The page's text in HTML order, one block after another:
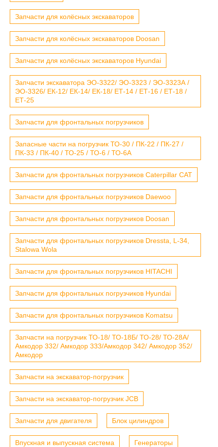
Запчасти для колёсных экскаваторов
Запчасти для колёсных экскаваторов Doosan
Запчасти для колёсных экскаваторов Hyundai
Запчасти экскаватора ЭО-3322/ ЭО-3323 / ЭО-3323А /
ЭО-3326/ ЕК-12/ ЕК-14/ ЕК-18/ ЕТ-14 / ЕТ-16 / ЕТ-18 /
ЕТ-25
Запчасти для фронтальных погрузчиков
Запасные части на погрузчик ТО-30 / ПК-22 / ПК-27 /
ПК-33 / ПК-40 / ТО-25 / ТО-6 / ТО-6А
Запчасти для фронтальных погрузчиков Caterpillar CAT
Запчасти для фронтальных погрузчиков Daewoo
Запчасти для фронтальных погрузчиков Doosan
Запчасти для фронтальных погрузчиков Dressta, L-34,
Stalowa Wola
Запчасти для фронтальных погрузчиков HITACHI
Запчасти для фронтальных погрузчиков Hyundai
Запчасти для фронтальных погрузчиков Komatsu
Запчасти на погрузчик ТО-18/ ТО-18Б/ ТО-28/ ТО-28А/
Амкодор 332/ Амкодор 333/Амкодор 342/ Амкодор 352/
Амкодор
Запчасти на экскаватор-погрузчик
Запчасти на экскаватор-погрузчик JCB
Запчасти для двигателя Блок цилиндров
Впускная и выпускная система Генераторы